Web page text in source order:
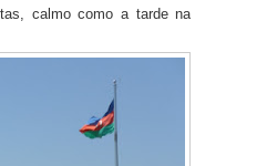
calmo como a tarde na